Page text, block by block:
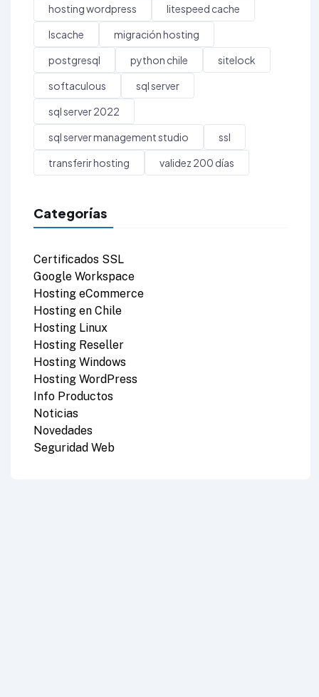
hosting wordpress
litespeed cache
lscache
migración hosting
postgresql
python chile
sitelock
softaculous
sql server
sql server 2022
sql server management studio
ssl
transferir hosting
validez 200 días
Categorías
Certificados SSL
Google Workspace
Hosting eCommerce
Hosting en Chile
Hosting Linux
Hosting Reseller
Hosting Windows
Hosting WordPress
Info Productos
Noticias
Novedades
Seguridad Web